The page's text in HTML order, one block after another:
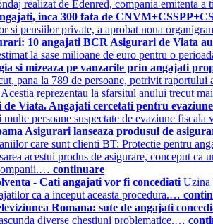
realizat de Edenred, compania emitenta
inca 300 fata de
si pensiilor private, a aprobat noua
10 angajati BCR Asigurari de Viata
la sase milioane de euro pentru o
si mizeaza pe vanzarile prin angajati
pana la 789 de persoane, potrivit
reprezentau la sfarsitul anului trecut
Viata. Angajati cercetati pentru
persoane suspectate de evaziune
Asigurari lanseaza produsul de
care sunt clienti BT: Protectie pentru
acestui produs de asigurare, conceput
continuare
- Cati angajati vor fi concediati Uzina
ca a inceput aceasta procedura.…
Romana: sute de angajati
diverse chestiuni problematice.…